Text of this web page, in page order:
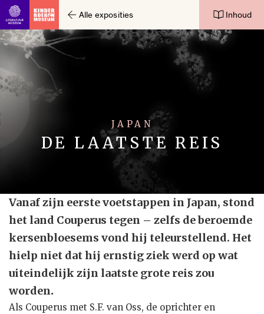
Ga direct naar inhoudAlle exposities Inhoud
JAPAN
DE LAATSTE REIS
Vanaf zijn eerste voetstappen in Japan, stond
het land Couperus tegen – zelfs de beroemde
kersenbloesems vond hij teleurstellend. Het
hielp niet dat hij ernstig ziek werd op wat
uiteindelijk zijn laatste grote reis zou
worden.
Als Couperus met S.F. van Oss, de oprichter en